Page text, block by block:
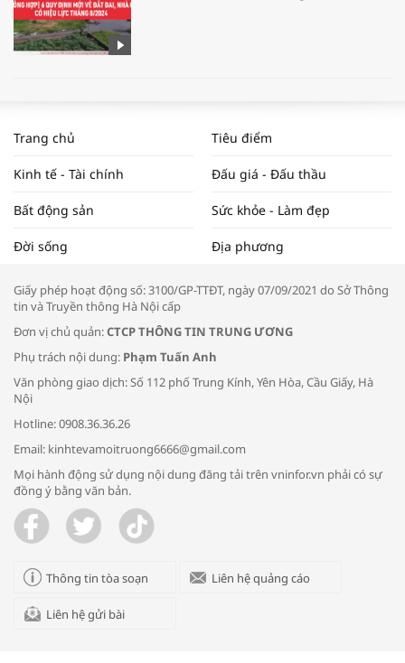
NAM NĂM 2024 VÀ NĂM 2025 | NHỊP
ĐẬP THỊ TRƯỜNG #62
Tọa đàm “Xúc tiến thương mại: Khơi
Bác sĩ tư vấn cách phòng tránh bệnh
đường hô hấp trong thời tiết giao mùa
Trao yêu thương cho em
Trang chủ Tiêu điểm
Kinh tế - Tài chính Đấu giá - Đấu thầu
Bất động sản Sức khỏe - Làm đẹp
Đời sống Địa phương
Giấy phép hoạt động số: 3100/GP-TTĐT, ngày 07/09/2021 do Sở Thông
tin và Truyền thông Hà Nội cấp
Đơn vị chủ quản:CTCP THÔNG TIN TRUNG ƯƠNG
Phụ trách nội dung: Phạm Tuấn Anh
Văn phòng giao dịch: Số 112 phố Trung Kính, Yên Hòa, Cầu Giấy, Hà
Nội
Hotline: 0908.36.36.26
Email: kinhtevamoitruong6666@gmail.com
Mọi hành động sử dụng nội dung đăng tải trên vninfor.vn phải có sự
đồng ý bằng văn bản.
Thông tin tòa soạn Liên hệ quảng cáo
Liên hệ gửi bài